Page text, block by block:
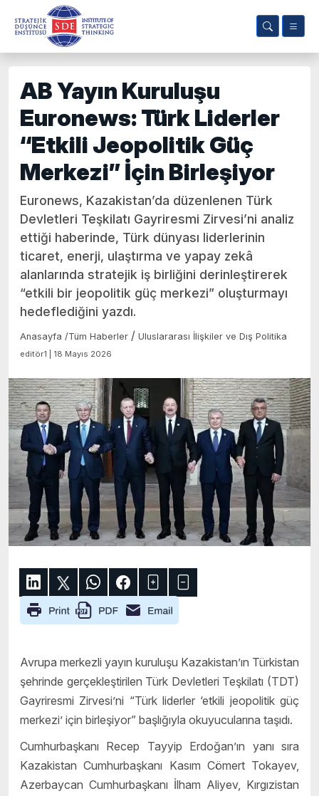
AB Yayın Kuruluşu
Euronews: Türk Liderler
“Etkili Jeopolitik Güç
Merkezi” İçin Birleşiyor
Euronews, Kazakistan’da düzenlenen Türk
Devletleri Teşkilatı Gayriresmi Zirvesi’ni analiz
ettiği haberinde, Türk dünyası liderlerinin
ticaret, enerji, ulaştırma ve yapay zekâ
alanlarında stratejik iş birliğini derinleştirerek
“etkili bir jeopolitik güç merkezi” oluşturmayı
hedeflediğini yazdı.
Anasayfa /Tüm Haberler / Uluslararası İlişkiler ve Dış Politika
editör1 | 18 Mayıs 2026
Avrupa merkezli yayın kuruluşu Kazakistan’ın Türkistan
şehrinde gerçekleştirilen Türk Devletleri Teşkilatı (TDT)
Gayriresmi Zirvesi’ni “Türk liderler ‘etkili jeopolitik güç
merkezi’ için birleşiyor” başlığıyla okuyucularına taşıdı.
Cumhurbaşkanı Recep Tayyip Erdoğan’ın yanı sıra
Kazakistan Cumhurbaşkanı Kasım Cömert Tokayev,
Azerbaycan Cumhurbaşkanı İlham Aliyev, Kırgızistan